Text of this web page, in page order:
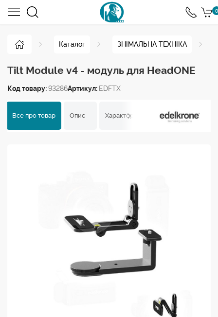
0
Каталог ЗНІМАЛЬНА ТЕХНІКА
Tilt Module v4 - модуль для HeadONE
Код товару:93286Артикул: EDFTX
Все про товар Опис Характеристики Відгуки